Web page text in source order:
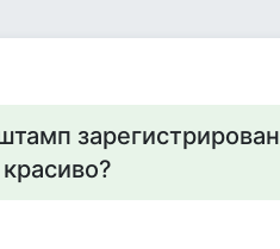
зарегистрирован